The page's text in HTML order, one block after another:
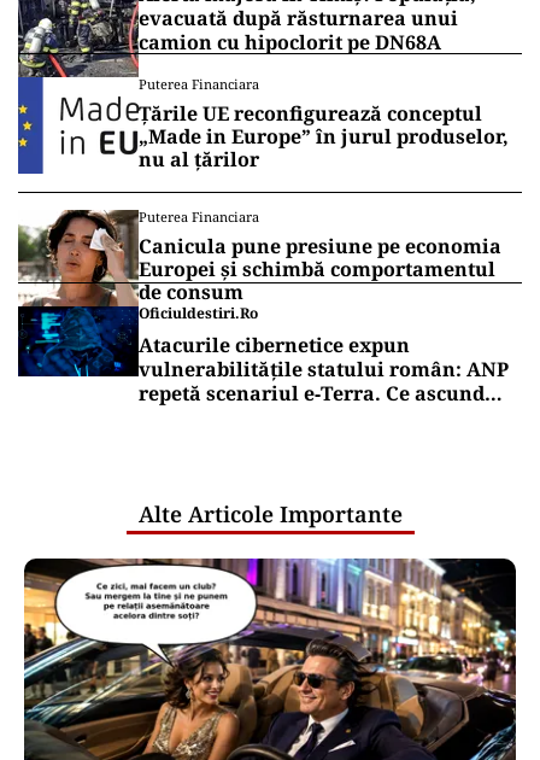
evacuată după răsturnarea unui
camion cu hipoclorit pe DN68A
Puterea Financiara
Țările UE reconfigurează conceptul
„Made in Europe” în jurul produselor,
nu al țărilor
Puterea Financiara
Canicula pune presiune pe economia
Europei și schimbă comportamentul
de consum
Oficiuldestiri.ro
Atacurile cibernetice expun
vulnerabilitățile statului român: ANP
repetă scenariul e‑Terra. Ce ascund
Alte Articole Importante